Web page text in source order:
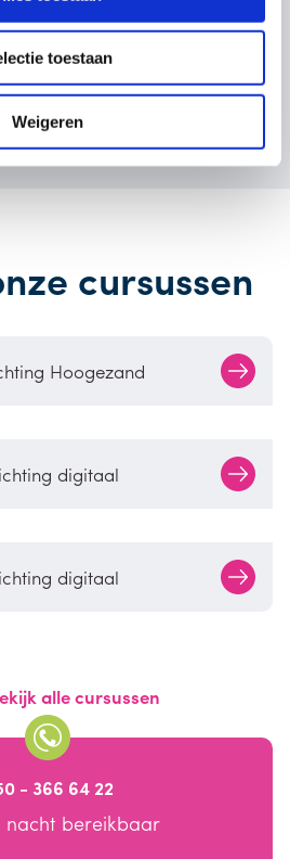
toestaan
Weigeren
alle ervaringen
cursussen
Hoogezand
digitaal
digitaal
alle cursussen
- 366 64 22
nacht bereikbaar